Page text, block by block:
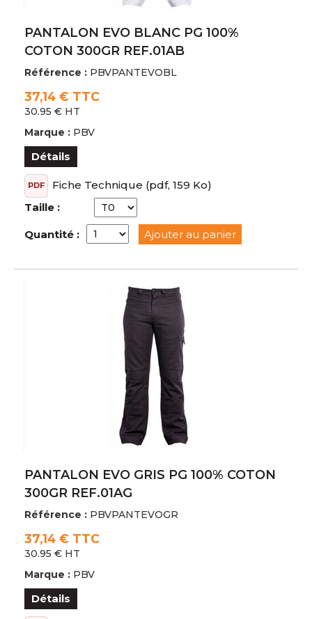
PANTALON EVO BLANC PG 100%
COTON 300GR REF.01AB
Référence : PBVPANTEVOBL
37,14 € TTC
30.95 € HT
Marque : PBV
Détails
PDF Fiche Technique (pdf, 159 Ko)
Taille :
Quantité : Ajouter au panier
PANTALON EVO GRIS PG 100% COTON
300GR REF.01AG
Référence : PBVPANTEVOGR
37,14 € TTC
30.95 € HT
Marque : PBV
Détails